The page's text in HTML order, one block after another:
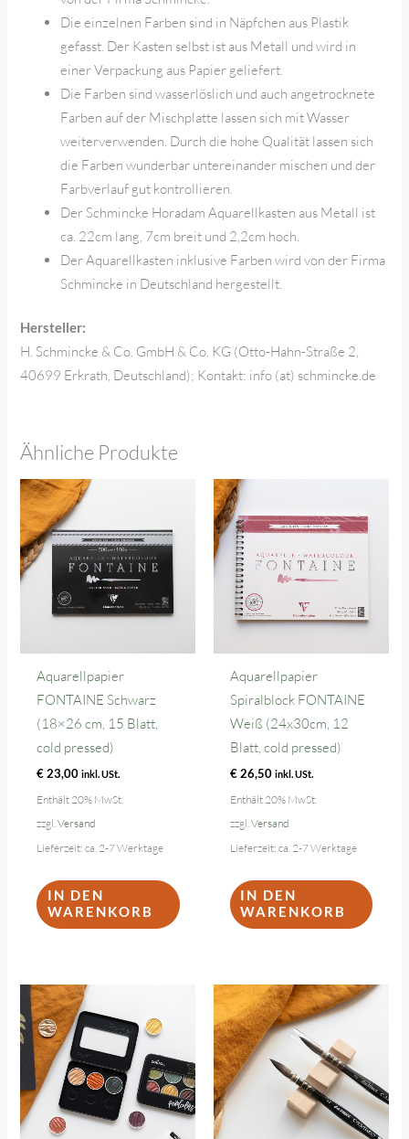
Die einzelnen Farben sind in Näpfchen aus Plastik
gefasst. Der Kasten selbst ist aus Metall und wird in
einer Verpackung aus Papier geliefert.
Die Farben sind wasserlöslich und auch angetrocknete
Farben auf der Mischplatte lassen sich mit Wasser
weiterverwenden. Durch die hohe Qualität lassen sich
die Farben wunderbar untereinander mischen und der
Farbverlauf gut kontrollieren.
Der Schmincke Horadam Aquarellkasten aus Metall ist
ca. 22cm lang, 7cm breit und 2,2cm hoch.
Der Aquarellkasten inklusive Farben wird von der Firma
Schmincke in Deutschland hergestellt.
Hersteller:
H. Schmincke & Co. GmbH & Co. KG (Otto-Hahn-Straße 2,
40699 Erkrath, Deutschland); Kontakt: info (at) schmincke.de
Ähnliche Produkte
Aquarellpapier
FONTAINE Schwarz
(18×26 cm, 15 Blatt,
cold pressed)
€23,00 inkl. USt.
Enthält 20% MwSt.
zzgl. Versand
Lieferzeit: ca. 2-7 Werktage
IN DEN
WARENKORB
Aquarellpapier
Spiralblock FONTAINE
Weiß (24x30cm, 12
Blatt, cold pressed)
€26,50 inkl. USt.
Enthält 20% MwSt.
zzgl. Versand
Lieferzeit: ca. 2-7 Werktage
IN DEN
WARENKORB